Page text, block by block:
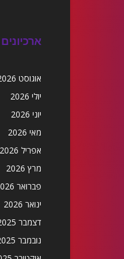
ארכיונים
אוגוסט 2026
יולי 2026
יוני 2026
מאי 2026
אפריל 2026
מרץ 2026
פברואר 2026
ינואר 2026
דצמבר 2025
נובמבר 2025